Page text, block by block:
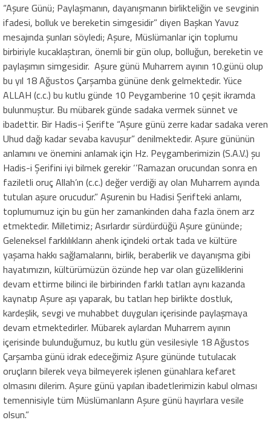
“Aşure Günü; Paylaşmanın, dayanışmanın birlikteliğin ve sevginin
ifadesi, bolluk ve bereketin simgesidir” diyen Başkan Yavuz
mesajında şunları söyledi; Aşure, Müslümanlar için toplumu
birbiriyle kucaklaştıran, önemli bir gün olup, bolluğun, bereketin ve
paylaşımın simgesidir. Aşure günü Muharrem ayının 10.günü olup
bu yıl 18 Ağustos Çarşamba gününe denk gelmektedir. Yüce
ALLAH (c.c.) bu kutlu günde 10 Peygamberine 10 çeşit ikramda
bulunmuştur. Bu mübarek günde sadaka vermek sünnet ve
ibadettir. Bir Hadis-i Şerifte “Aşure günü zerre kadar sadaka veren
Uhud dağı kadar sevaba kavuşur” denilmektedir. Aşure gününün
anlamını ve önemini anlamak için Hz. Peygamberimizin (S.A.V.) şu
Hadis-i Şerifini iyi bilmek gerekir ‘’Ramazan orucundan sonra en
faziletli oruç Allah’ın (c.c.) değer verdiği ay olan Muharrem ayında
tutulan aşure orucudur.” Aşurenin bu Hadisi Şerifteki anlamı,
toplumumuz için bu gün her zamankinden daha fazla önem arz
etmektedir. Milletimiz; Asırlardır sürdürdüğü Aşure gününde;
Geleneksel farklılıkların ahenk içindeki ortak tada ve kültüre
yaşama hakkı sağlamalarını, birlik, beraberlik ve dayanışma gibi
hayatımızın, kültürümüzün özünde hep var olan güzelliklerini
devam ettirme bilinci ile birbirinden farklı tatları aynı kazanda
kaynatıp Aşure aşı yaparak, bu tatları hep birlikte dostluk,
kardeşlik, sevgi ve muhabbet duyguları içerisinde paylaşmaya
devam etmektedirler. Mübarek aylardan Muharrem ayının
içerisinde bulunduğumuz, bu kutlu gün vesilesiyle 18 Ağustos
Çarşamba günü idrak edeceğimiz Aşure gününde tutulacak
oruçların bilerek veya bilmeyerek işlenen günahlara kefaret
olmasını dilerim. Aşure günü yapılan ibadetlerimizin kabul olması
temennisiyle tüm Müslümanların Aşure günü hayırlara vesile
olsun.”